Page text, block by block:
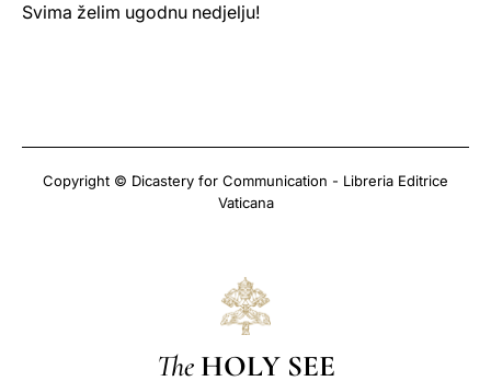
Svima želim ugodnu nedjelju!
Copyright © Dicastery for Communication - Libreria Editrice
Vaticana
The HOLY SEE